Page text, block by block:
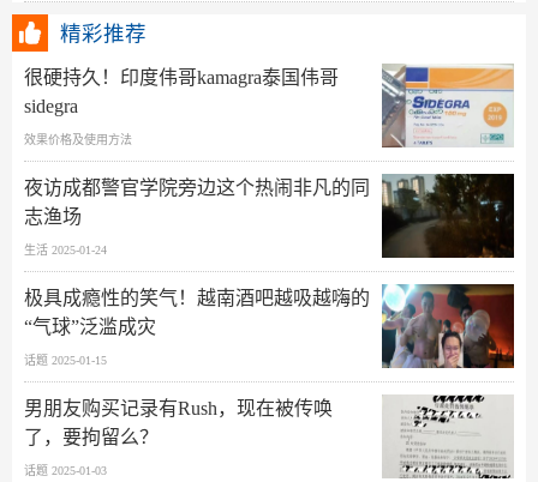
精彩推荐
很硬持久！印度伟哥kamagra泰国伟哥
sidegra
效果价格及使用方法
夜访成都警官学院旁边这个热闹非凡的同
志渔场
生活 2025-01-24
极具成瘾性的笑气！越南酒吧越吸越嗨的
“气球”泛滥成灾
话题 2025-01-15
男朋友购买记录有Rush，现在被传唤
了，要拘留么？
话题 2025-01-03